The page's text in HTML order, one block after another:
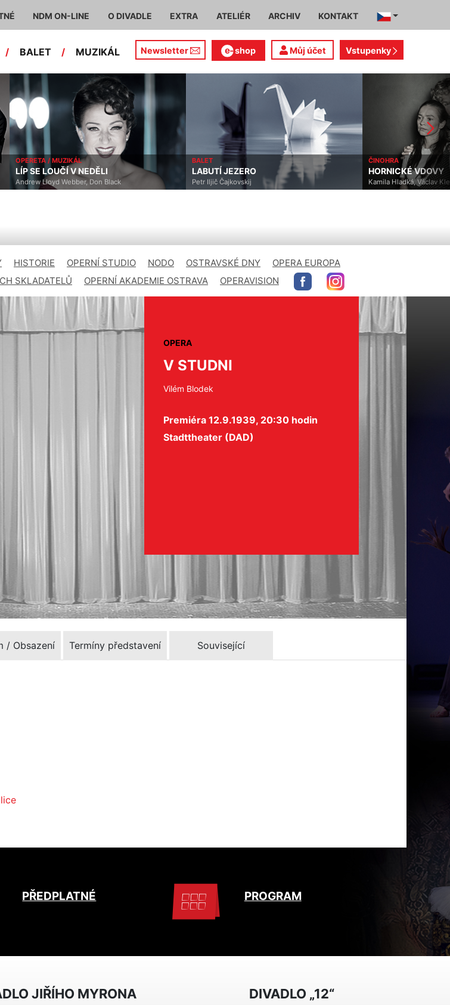
NDM ON-LINE O DIVADLE EXTRA ATELIÉR ARCHIV KONTAKT
/ BALET / MUZIKÁL Newsletter shop Můj účet Vstupenky
OPERETA / MUZIKÁL
LÍP SE LOUČÍ V NEDĚLI
Andrew Lloyd Webber, Don Black
BALET
LABUTÍ JEZERO
Petr Iljič Čajkovskij
ČINOHRA
HORNICKÉ VDOVY
Kamila Hladká, Václav
HISTORIE OPERNÍ STUDIO NODO OSTRAVSKÉ DNY
OPERA EUROPA
SKLADATELŮ OPERNÍ AKADEMIE OSTRAVA OPERAVISION
OPERA
V STUDNI
Vilém Blodek
Premiéra 12.9.1939, 20:30 hodin
Stadttheater (DAD)
/ Obsazení Termíny představení Související
PŘEDPLATNÉ PROGRAM
JIŘÍHO MYRONA DIVADLO „12“